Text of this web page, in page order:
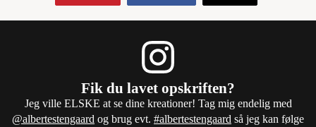
Fik du lavet opskriften?
Jeg ville ELSKE at se dine kreationer! Tag mig endelig med
@albertestengaard og brug evt. #albertestengaard så jeg kan følge